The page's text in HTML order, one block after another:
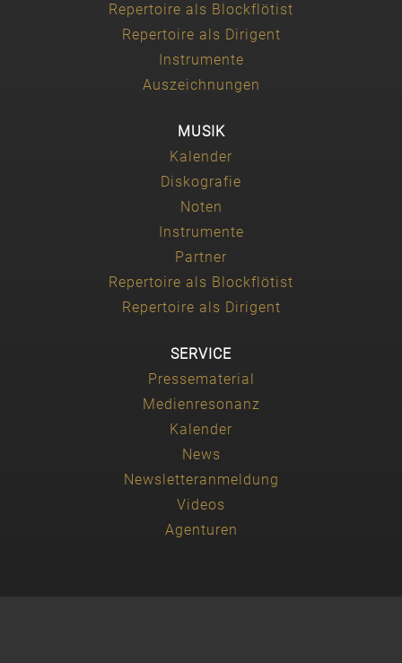
Repertoire als Blockflötist
Repertoire als Dirigent
Instrumente
Auszeichnungen
MUSIK
Kalender
Diskografie
Noten
Instrumente
Partner
Repertoire als Blockflötist
Repertoire als Dirigent
SERVICE
Pressematerial
Medienresonanz
Kalender
News
Newsletteranmeldung
Videos
Agenturen